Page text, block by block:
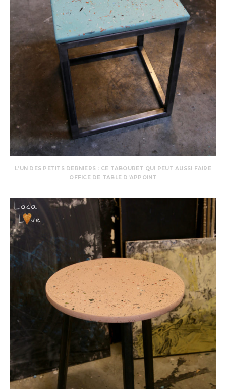
L’UN DES PETITS DERNIERS : CE TABOURET QUI PEUT AUSSI FAIRE
OFFICE DE TABLE D’APPOINT